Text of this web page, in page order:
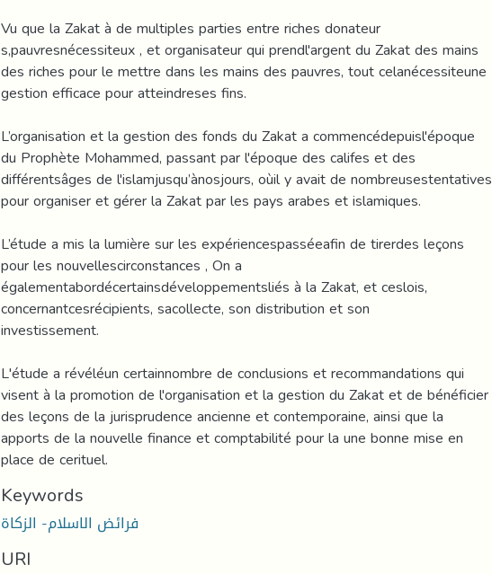
Vu que la Zakat à de multiples parties entre riches donateur
s,pauvresnécessiteux , et organisateur qui prendl'argent du Zakat des mains
des riches pour le mettre dans les mains des pauvres, tout celanécessiteune
gestion efficace pour atteindreses fins.
L’organisation et la gestion des fonds du Zakat a commencédepuisl'époque
du Prophète Mohammed, passant par l'époque des califes et des
différentsâges de l'islamjusqu’ànosjours, oùil y avait de nombreusestentatives
pour organiser et gérer la Zakat par les pays arabes et islamiques.
L’étude a mis la lumière sur les expériencespasséeafin de tirerdes leçons
pour les nouvellescirconstances , On a
égalementabordécertainsdéveloppementsliés à la Zakat, et ceslois,
concernantcesrécipients, sacollecte, son distribution et son
investissement.
L'étude a révéléun certainnombre de conclusions et recommandations qui
visent à la promotion de l'organisation et la gestion du Zakat et de bénéficier
des leçons de la jurisprudence ancienne et contemporaine, ainsi que la
apports de la nouvelle finance et comptabilité pour la une bonne mise en
place de cerituel.
Keywords
فرائض الاسلام- الزكاة
URI